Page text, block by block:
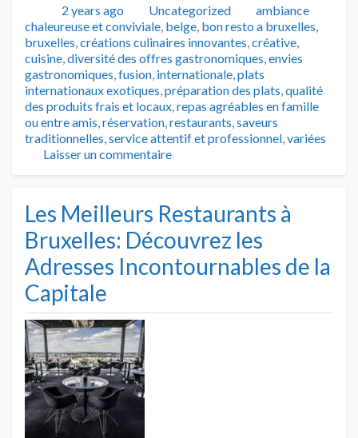
Publié2 years ago Catégories
Uncategorized Tags
ambiance
chaleureuse et conviviale, belge, bon resto a bruxelles,
bruxelles,créations culinaires innovantes,créative,
cuisine,diversité des offres gastronomiques,envies
gastronomiques,fusion, internationale,plats
internationaux exotiques,préparation des plats,qualité
des produits frais et locaux,repas agréables en famille
ou entre amis,réservation,restaurants,saveurs
traditionnelles,service attentif et professionnel,variées
Laisser un commentaire
Les Meilleurs Restaurants à
Bruxelles: Découvrez les
Adresses Incontournables de la
Capitale